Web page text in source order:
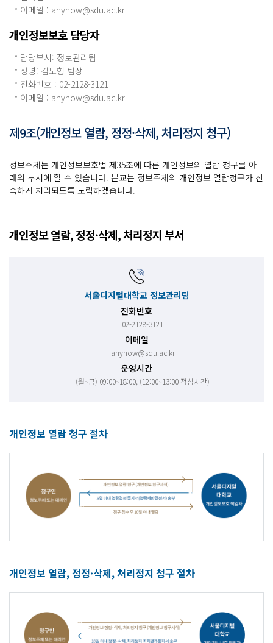
이메일 : anyhow@sdu.ac.kr
개인정보보호 담당자
담당부서: 정보관리팀
성명: 김도형 팀장
전화번호 : 02-2128-3121
이메일 : anyhow@sdu.ac.kr
제9조(개인정보 열람, 정정·삭제, 처리정지 청구)
정보주체는 개인정보보호법 제35조에 따른 개인정보의 열람 청구를 아
래의 부서에 할 수 있습니다. 본교는 정보주체의 개인정보 열람청구가 신
속하게 처리되도록 노력하겠습니다.
개인정보 열람, 정정·삭제, 처리정지 부서
서울디지털대학교 정보관리팀
전화번호
02-2128-3121
이메일
anyhow@sdu.ac.kr
운영시간
(월~금) 09:00~18:00, (12:00~13:00 점심시간)
개인정보 열람 청구 절차
개인정보 열람, 정정·삭제, 처리정지 청구 절차